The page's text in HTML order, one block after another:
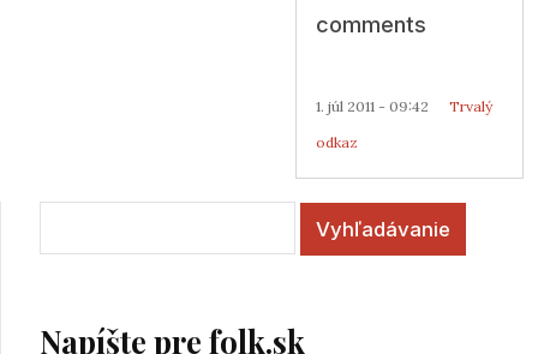
comments
1. júl 2011 - 09:42
Trvalý
odkaz
Napíšte pre folk.sk